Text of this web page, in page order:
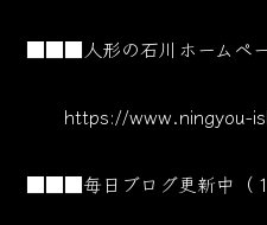
■■■人形の石川ホーム
https://www.ningyou-
■■■毎日ブログ更新中